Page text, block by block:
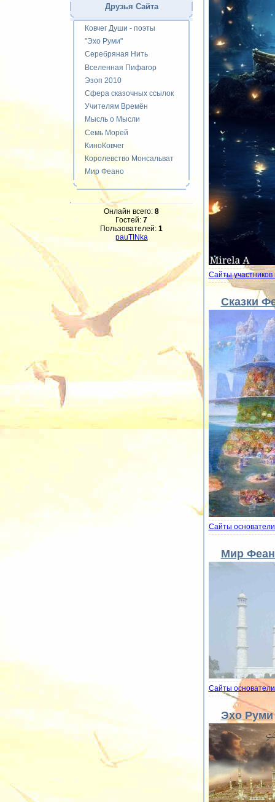
Друзья Сайта
Ковчег Души - поэты
"Эхо Руми"
Серебряная Нить
Вселенная Пифагор
Эзоп 2010
Сфера сказочных ссылок
Учителям Времён
Мысль о Мысли
Семь Морей
КиноКовчег
Королевство Монсальват
Мир Феано
Онлайн всего: 8
Гостей: 7
Пользователей: 1
pauTINka
Сайты участников
Сказки
Сайты
Мир
Сайты
Эхо Руми